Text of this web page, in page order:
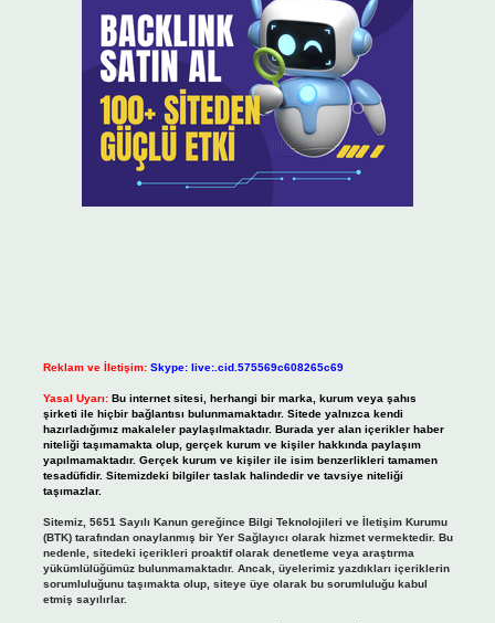
Reklam ve İletişim: Skype: live:.cid.575569c608265c69
Yasal Uyarı: Bu internet sitesi, herhangi bir marka, kurum veya şahıs
şirketi ile hiçbir bağlantısı bulunmamaktadır. Sitede yalnızca kendi
hazırladığımız makaleler paylaşılmaktadır. Burada yer alan içerikler haber
niteliği taşımamakta olup, gerçek kurum ve kişiler hakkında paylaşım
yapılmamaktadır. Gerçek kurum ve kişiler ile isim benzerlikleri tamamen
tesadüfidir. Sitemizdeki bilgiler taslak halindedir ve tavsiye niteliği
taşımazlar.
Sitemiz, 5651 Sayılı Kanun gereğince Bilgi Teknolojileri ve İletişim Kurumu
(BTK) tarafından onaylanmış bir Yer Sağlayıcı olarak hizmet vermektedir. Bu
nedenle, sitedeki içerikleri proaktif olarak denetleme veya araştırma
yükümlülüğümüz bulunmamaktadır. Ancak, üyelerimiz yazdıkları içeriklerin
sorumluluğunu taşımakta olup, siteye üye olarak bu sorumluluğu kabul
etmiş sayılırlar.